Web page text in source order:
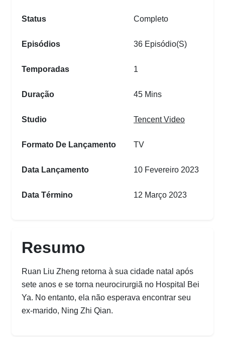
Status Completo
Episódios 36 Episódio(s)
Temporadas 1
Duração 45 Mins
Studio Tencent Video
Formato De Lançamento TV
Data Lançamento 10 Fevereiro 2023
Data Término 12 Março 2023
Resumo
Ruan Liu Zheng retorna à sua cidade natal após
sete anos e se torna neurocirurgiã no Hospital Bei
Ya. No entanto, ela não esperava encontrar seu
ex-marido, Ning Zhi Qian.